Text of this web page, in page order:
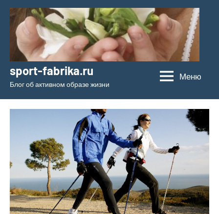
Перейти
содержимому
sport-fabrika.ru
Блог об активном образе жизни
Меню